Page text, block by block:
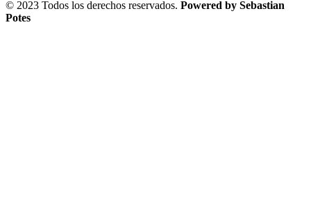
© 2023 Todos los derechos reservados. Powered by Sebastian
Potes